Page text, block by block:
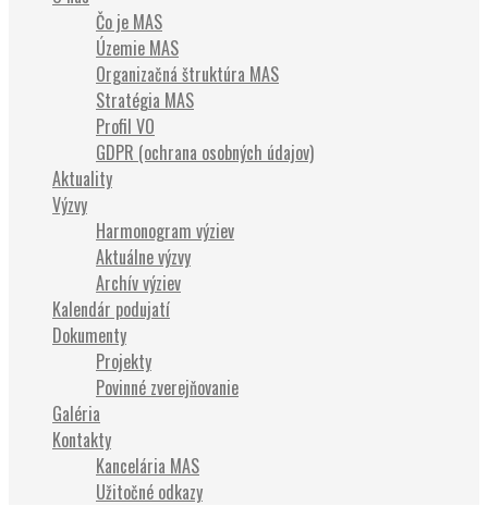
Čo je MAS
Územie MAS
Organizačná štruktúra MAS
Stratégia MAS
Profil VO
GDPR (ochrana osobných údajov)
Aktuality
Výzvy
Harmonogram výziev
Aktuálne výzvy
Archív výziev
Kalendár podujatí
Dokumenty
Projekty
Povinné zverejňovanie
Galéria
Kontakty
Kancelária MAS
Užitočné odkazy